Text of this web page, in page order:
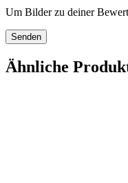
Um Bilder zu deiner
Ähnliche